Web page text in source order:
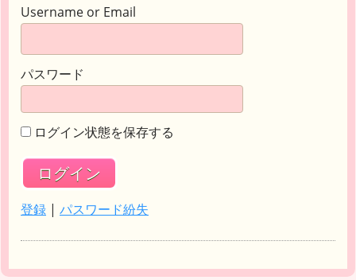
Username or Email
パスワード
ログイン状態を保存する
登録 | パスワード紛失